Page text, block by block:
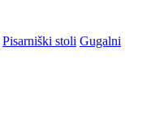
Pisarniški stoli Gugalni